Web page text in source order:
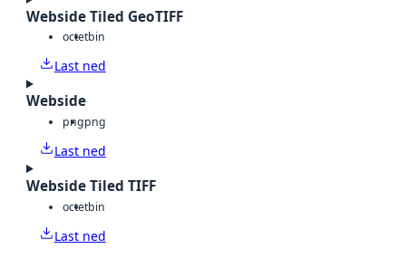
Webside Tiled GeoTIFF
octetbin
Last ned
Webside
pngpng
Last ned
Webside Tiled TIFF
octetbin
Last ned